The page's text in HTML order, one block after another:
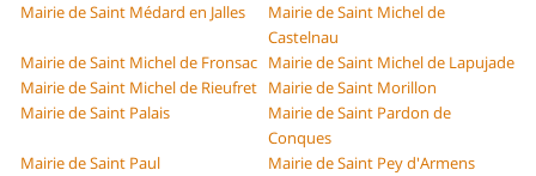
Mairie de Saint Médard en Jalles
Mairie de Saint Michel de
Castelnau
Mairie de Saint Michel de Fronsac Mairie de Saint Michel de Lapujade
Mairie de Saint Michel de Rieufret Mairie de Saint Morillon
Mairie de Saint Palais
Mairie de Saint Pardon de
Conques
Mairie de Saint Paul
Mairie de Saint Pey d'Armens